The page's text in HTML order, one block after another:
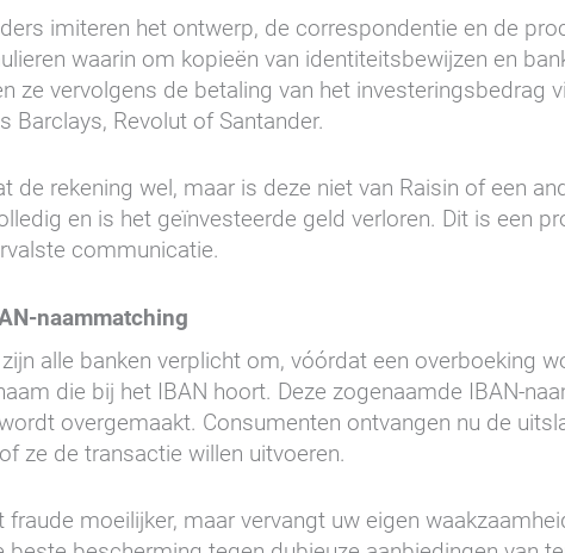
imiteren het ontwerp, de correspondentie en de
waarin om kopieën van identiteitsbewijzen en
ze vervolgens de betaling van het investeringsbedrag
Barclays, Revolut of Santander.
de rekening wel, maar is deze niet van Raisin of een
en is het geïnvesteerde geld verloren. Dit is een
communicatie.
naammatching
alle banken verplicht om, vóórdat een overboeking
die bij het IBAN hoort. Deze zogenaamde IBAN-
overgemaakt. Consumenten ontvangen nu de
ze de transactie willen uitvoeren.
fraude moeilijker, maar vervangt uw eigen